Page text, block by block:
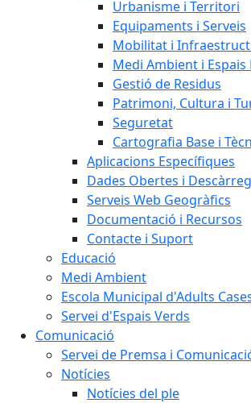
Urbanisme i Territori
Equipaments i Serveis
Mobilitat i
Medi Ambient i Espais
Gestió de Residus
Patrimoni, Cultura i
Seguretat
Cartografia Base i
Aplicacions Específiques
Dades Obertes i
Serveis Web Geogràfics
Documentació i Recursos
Contacte i Suport
Educació
Medi Ambient
Escola Municipal d'Adults
Servei d'Espais Verds
Comunicació
Servei de Premsa i
Notícies
Notícies del ple